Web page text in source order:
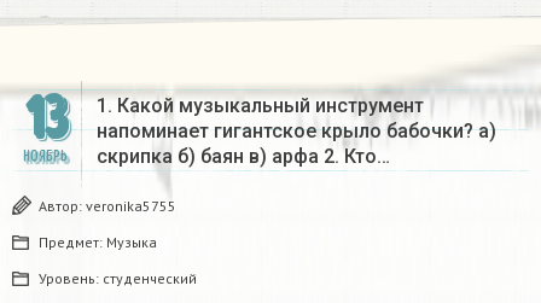
13
НОЯБРЬ
1. Какой музыкальный инструмент
напоминает гигантское крыло бабочки? а)
скрипка б) баян в) арфа 2. Кто…
Автор: veronika5755
Предмет: Музыка
Уровень: студенческий